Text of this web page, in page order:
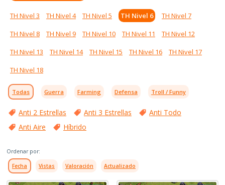
TH Nivel 3 TH Nivel 4 TH Nivel 5 TH Nivel 6
TH Nivel 7
TH Nivel 8
TH Nivel 9 TH Nivel 10 TH Nivel 11
TH Nivel 12
TH Nivel 13
TH Nivel 14 TH Nivel 15 TH Nivel 16
TH Nivel 17
TH Nivel 18
Todas Guerra Farming Defensa Troll / Funny
Anti 2 Estrellas Anti 3 Estrellas
Anti Todo
Anti Aire
Híbrido
Ordenar por:
Fecha Vistas Valoración Actualizado